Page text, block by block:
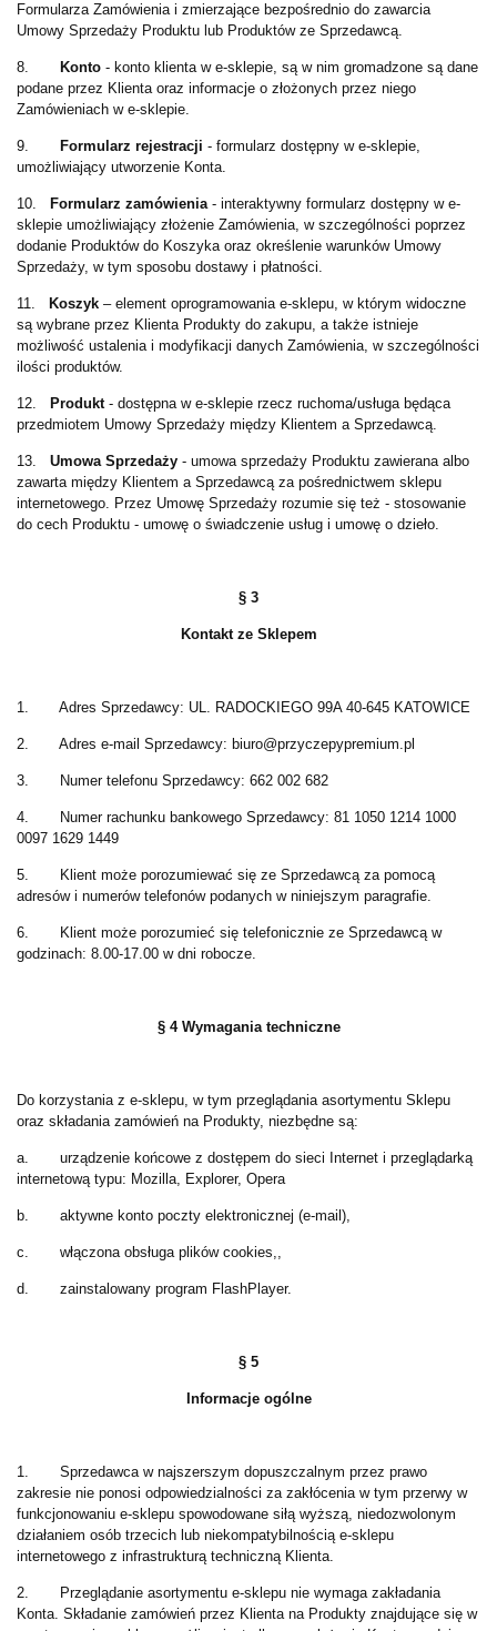
Formularza Zamówienia i zmierzające bezpośrednio do zawarcia
Umowy Sprzedaży Produktu lub Produktów ze Sprzedawcą.
8. Konto - konto klienta w e-sklepie, są w nim gromadzone są dane
podane przez Klienta oraz informacje o złożonych przez niego
Zamówieniach w e-sklepie.
9. Formularz rejestracji - formularz dostępny w e-sklepie,
umożliwiający utworzenie Konta.
10. Formularz zamówienia- interaktywny formularz dostępny w e-
sklepie umożliwiający złożenie Zamówienia, w szczególności poprzez
dodanie Produktów do Koszyka oraz określenie warunków Umowy
Sprzedaży, w tym sposobu dostawy i płatności.
11. Koszyk – element oprogramowania e-sklepu, w którym widoczne
są wybrane przez Klienta Produkty do zakupu, a także istnieje
możliwość ustalenia i modyfikacji danych Zamówienia, w szczególności
ilości produktów.
12. Produkt - dostępna w e-sklepie rzecz ruchoma/usługa będąca
przedmiotem Umowy Sprzedaży między Klientem a Sprzedawcą.
13. Umowa Sprzedaży - umowa sprzedaży Produktu zawierana albo
zawarta między Klientem a Sprzedawcą za pośrednictwem sklepu
internetowego. Przez Umowę Sprzedaży rozumie się też - stosowanie
do cech Produktu - umowę o świadczenie usług i umowę o dzieło.
§ 3
Kontakt ze Sklepem
1. Adres Sprzedawcy: UL. RADOCKIEGO 99A 40-645 KATOWICE
2. Adres e-mail Sprzedawcy: biuro@przyczepypremium.pl
3. Numer telefonu Sprzedawcy: 662 002 682
4. Numer rachunku bankowego Sprzedawcy: 81 1050 1214 1000
0097 1629 1449
5. Klient może porozumiewać się ze Sprzedawcą za pomocą
adresów i numerów telefonów podanych w niniejszym paragrafie.
6. Klient może porozumieć się telefonicznie ze Sprzedawcą w
godzinach: 8.00-17.00 w dni robocze.
§ 4 Wymagania techniczne
Do korzystania z e-sklepu, w tym przeglądania asortymentu Sklepu
oraz składania zamówień na Produkty, niezbędne są:
a. urządzenie końcowe z dostępem do sieci Internet i przeglądarką
internetową typu: Mozilla, Explorer, Opera
b. aktywne konto poczty elektronicznej (e-mail),
c. włączona obsługa plików cookies,,
d. zainstalowany program FlashPlayer.
§ 5
Informacje ogólne
1. Sprzedawca w najszerszym dopuszczalnym przez prawo
zakresie nie ponosi odpowiedzialności za zakłócenia w tym przerwy w
funkcjonowaniu e-sklepu spowodowane siłą wyższą, niedozwolonym
działaniem osób trzecich lub niekompatybilnością e-sklepu
internetowego z infrastrukturą techniczną Klienta.
2. Przeglądanie asortymentu e-sklepu nie wymaga zakładania
Konta. Składanie zamówień przez Klienta na Produkty znajdujące się w